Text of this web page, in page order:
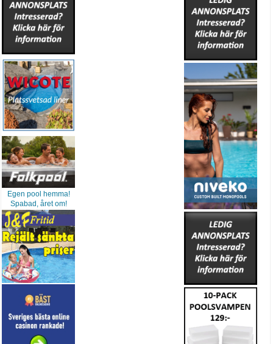
Egen pool hemma!
Spabad, året om!